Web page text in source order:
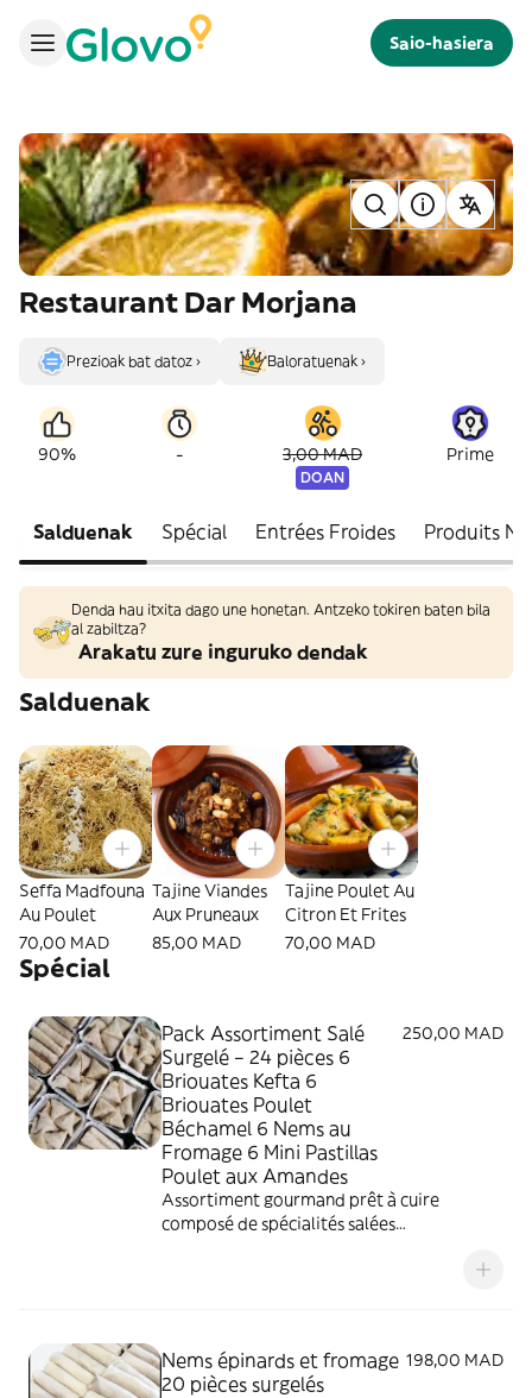
Saio-hasiera
Restaurant Dar Morjana
Prezioak bat datoz › Baloratuenak ›
90% - 3,00 MAD
DOAN
Prime
Salduenak Spécial Entrées Froides Produits
Denda hau itxita dago une honetan. Antzeko tokiren baten bila
al zabiltza?
Arakatu zure inguruko dendak
Salduenak
Seffa Madfouna
Au Poulet
70,00 MAD
Tajine Viandes
Aux Pruneaux
85,00 MAD
Tajine Poulet Au
Citron Et Frites
70,00 MAD
Spécial
Pack Assortiment Salé
Surgelé – 24 pièces 6
Briouates Kefta 6
Briouates Poulet
Béchamel 6 Nems au
Fromage 6 Mini Pastillas
Poulet aux Amandes
250,00 MAD
Assortiment gourmand prêt à cuire
composé de spécialités salées
Nems épinards et fromage
20 pièces surgelés
198,00 MAD